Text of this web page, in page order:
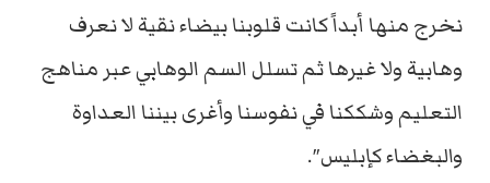
نخرج منها أبداً كانت قلوبنا بيضاء نقية لا نعرف
وهابية ولا غيرها ثم تسلل السم الوهابي عبر مناهج
التعليم وشككنا في نفوسنا وأغرى بيننا العداوة
والبغضاء كإبليس″.